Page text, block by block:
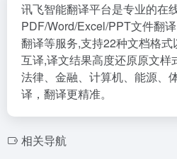
讯飞智能翻译平台是专业的在
PDF/Word/Excel/PPT文件翻
翻译等服务,支持22种文档格
互译,译文结果高度还原原文样
法律、金融、计算机、能源、
译，翻译更精准。
相关导航